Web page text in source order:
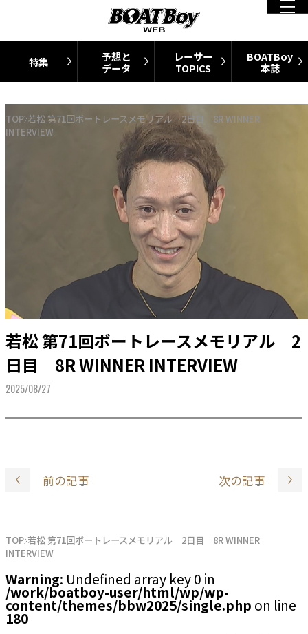
特集
予想と
データ
レーサー
TOPICS
BOATBoy
本誌
TOP 若松 第71回ボートレースメモリアル 2日目 8R WINNER
INTERVIEW
若松 第71回ボートレースメモリアル 2
日目 8R WINNER INTERVIEW
2025/08/27
前の記事 次の記事
TOP 若松 第71回ボートレースメモリアル 2日目 8R WINNER
INTERVIEW
Warning: Undefined array key 0 in
/work/boatboy-user/html/wp/wp-
content/themes/bbw2025/single.php on line
180